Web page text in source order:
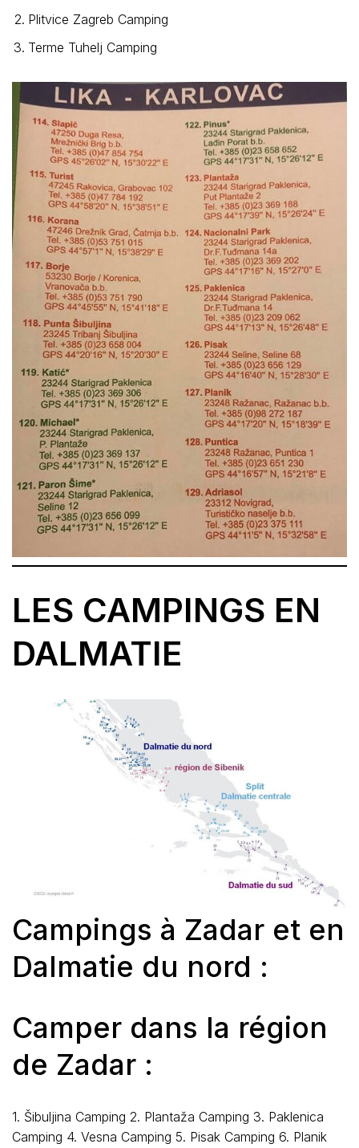
Plitvice Zagreb Camping
Terme Tuhelj Camping
LES CAMPINGS EN
DALMATIE
Campings à Zadar et en
Dalmatie du nord :
Camper dans la région
de Zadar :
1. Šibuljina Camping 2. Plantaža Camping 3. Paklenica
Camping 4. Vesna Camping 5. Pisak Camping 6. Planik